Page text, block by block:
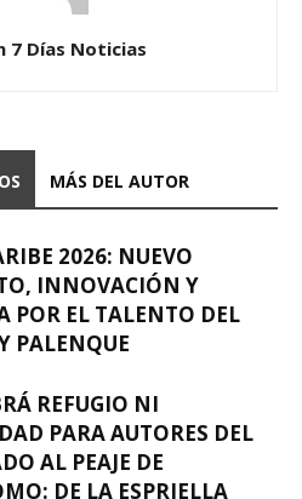
7 Días Noticias
MÁS DEL AUTOR
2026: NUEVO
INNOVACIÓN Y
POR EL TALENTO DEL
PALENQUE
REFUGIO NI
PARA AUTORES DEL
AL PEAJE DE
DE LA ESPRIELLA